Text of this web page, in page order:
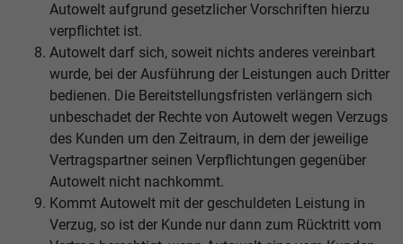
Autowelt aufgrund gesetzlicher Vorschriften hierzu
verpflichtet ist.
Autowelt darf sich, soweit nichts anderes vereinbart
wurde, bei der Ausführung der Leistungen auch Dritter
bedienen. Die Bereitstellungsfristen verlängern sich
unbeschadet der Rechte von Autowelt wegen Verzugs
des Kunden um den Zeitraum, in dem der jeweilige
Vertragspartner seinen Verpflichtungen gegenüber
Autowelt nicht nachkommt.
Kommt Autowelt mit der geschuldeten Leistung in
Verzug, so ist der Kunde nur dann zum Rücktritt vom